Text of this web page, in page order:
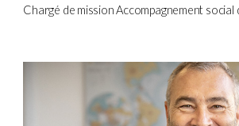
Chargé de mission Accompagnement social